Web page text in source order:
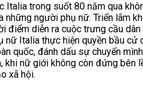
Italia trong suốt 80 năm qua
người phụ nữ. Triển lãm
điểm diễn ra cuộc trưng cầu dân
nữ Italia thực hiện quyền bầu cử
quốc, đánh dấu sự chuyển
khi nữ giới không còn đứng bên
xã hội.